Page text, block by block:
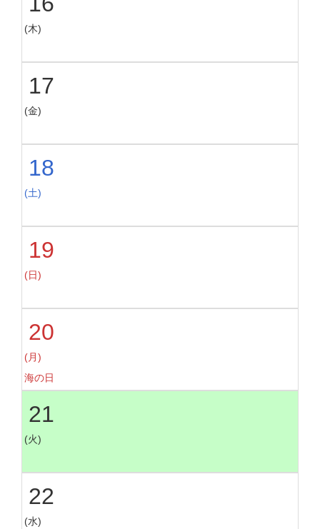
(木)
17
(金)
18
(土)
19
(日)
20
(月)
海の日
21
(火)
22
(水)